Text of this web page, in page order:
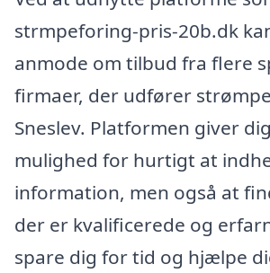
strmpeforing-pris-20b.dk
anmode om tilbud fra flere
firmaer, der udfører
Sneslev. Platformen giver
mulighed for hurtigt at
information, men også at
der er kvalificerede og
spare dig for tid og hjælpe